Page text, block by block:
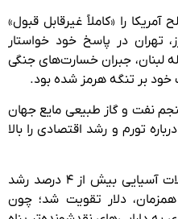
را «کاملاً غیرقابل قبول»
تهران در پاسخ خود خواستار
لبنان، جبران خسارت‌های جنگی
بر تنگه هرمز شده بود.
نفت و گاز طبیعی مایع جهان
تورم و رشد اقتصادی را بالا
در بازار انرژی، نفت برنت در معاملات آسیایی بیش از ۴ درصد رشد
دلار رسید. همزمان، دلار تقویت شد؛ چون